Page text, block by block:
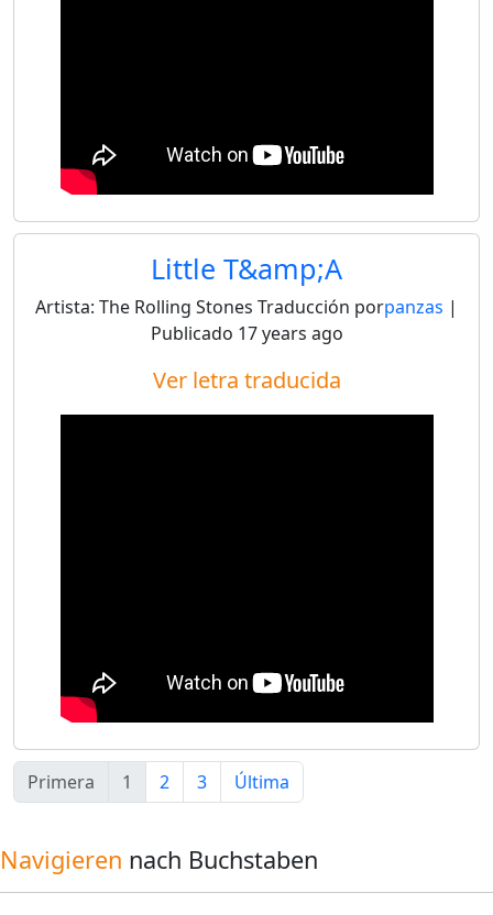
Little T&amp;A
Artista: The Rolling Stones Traducción porpanzas |
Publicado 17 years ago
Ver letra traducida
Primera 1 2 3 Última
Navigieren nach Buchstaben